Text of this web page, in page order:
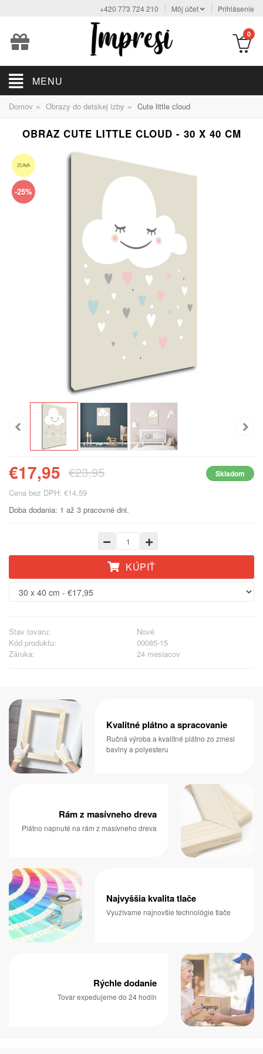
+420 773 724 210 Môj účet Prihlásenie
0
MENU
Domov » Obrazy do detskej izby » Cute little cloud
OBRAZ CUTE LITTLE CLOUD - 30 X 40 CM
ZĽAVA
-25%
€17,95 €23,95 Skladom
Cena bez DPH: €14,59
Doba dodania: 1 až 3 pracovné dni.
KÚPIŤ
Stav tovaru:
Nové
Kód produktu:
00085-15
Záruka:
24 mesiacov
Kvalitné plátno a spracovanie
Ručná výroba a kvalitné plátno zo zmesi
bavlny a polyesteru
Rám z masívneho dreva
Plátno napnuté na rám z masívneho dreva
Najvyššia kvalita tlače
Využívame najnovšie technológie tlače
Rýchle dodanie
Tovar expedujeme do 24 hodín